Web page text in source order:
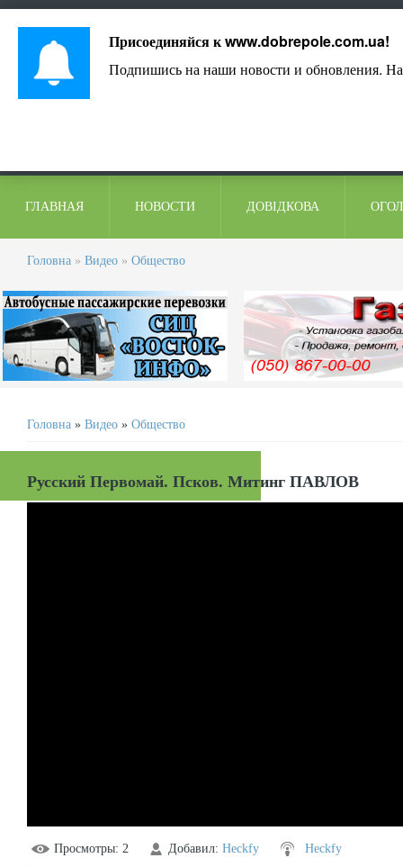
ГЛАВНАЯ НОВОСТИ ДОВІДКОВА
Головна » Видео » Общество
Головна » Видео » Общество
Русский Первомай. Псков. Митинг ПАВЛОВ
Просмотры: 2 Добавил: Heckfy Heckfy
Присоединяйся кwww.dobrepole.com.ua!
Подпишись на наши новости и обновления.